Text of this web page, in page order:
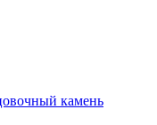
камень